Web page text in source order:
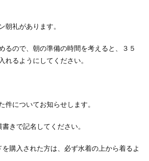
礼があります。
るので、朝の準備の時間を考えると、３５
れるようにしてください。
についてお知らせします。
きで記名してください。
購入された方は、必ず水着の上から着るよ